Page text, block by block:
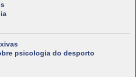
psicologia do desporto